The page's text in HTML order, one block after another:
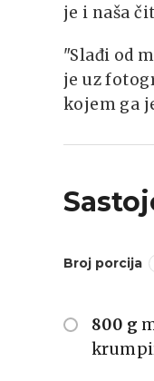
je i naša
"Slađi od
je uz
kojem ga
Broj porcija
800 g